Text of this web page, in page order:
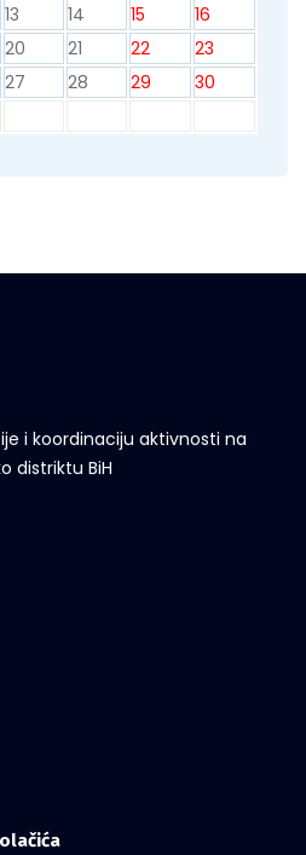
13 14 15
16
20 21 22
23
27 28 29
30
i koordinaciju aktivnosti na
distriktu BiH